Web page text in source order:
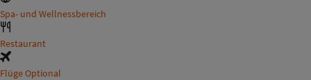
Spa- und Wellnessbereich
Restaurant
Flüge Optional